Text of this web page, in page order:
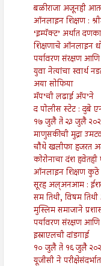
बळीराजा अजूनही
ऑनलाइन शिक्षण :
‘इम्पॅक्ट’ अर्थात
शिक्षणाचे ऑनलाइन
पर्यावरण संरक्षण
युवा नेत्यांचा स्वार्थ
अया सोफिया
मॅप’ची लढाई अ‍ॅप’ने
द पोलीस स्टेट : दुबे
१७ जुलै ते २३ जुलै
माणुसकीची मुद्रा
चौथे खलीफा हजरत
कोरोनाचा दंश हवेतही
ऑनलाइन शिक्षण
सूरह अल्अनआम :
सम तिथी, विषम
मुस्लिम समाजाने
पर्यावरण संरक्षण
इस्राएलची दांडगाई
१० जुलै ते १६ जुलै
यूजीसी ने